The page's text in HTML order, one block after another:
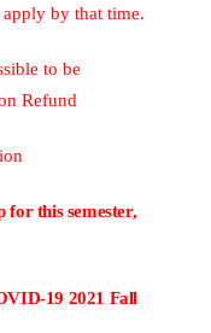
by that time.
to be
Refund
for this semester,
19 2021 Fall